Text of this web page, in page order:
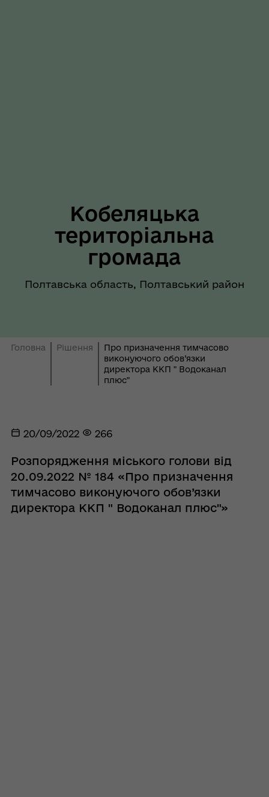
Кобеляцька
територіальна
громада
Полтавська область, Полтавський район
Головна Рішення
Про призначення тимчасово
виконуючого обов’язки
директора ККП " Водоканал
плюс"
20/09/2022 266
Розпорядження міського голови від
20.09.2022 № 184 «Про призначення
тимчасово виконуючого обов’язки
директора ККП " Водоканал плюс"»